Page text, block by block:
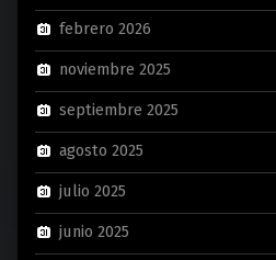
febrero 2026
noviembre 2025
septiembre 2025
agosto 2025
julio 2025
junio 2025